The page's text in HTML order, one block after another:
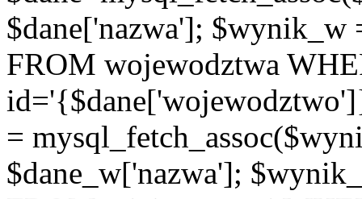
$dane['nazwa'];
FROM wojewodztwa
=
$dane_w['nazwa'];